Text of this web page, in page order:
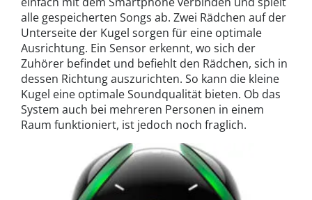
alle gespeicherten Songs ab. Zwei Rädchen auf der
Unterseite der Kugel sorgen für eine optimale
Ausrichtung. Ein Sensor erkennt, wo sich der
Zuhörer befindet und befiehlt den Rädchen, sich in
dessen Richtung auszurichten. So kann die kleine
Kugel eine optimale Soundqualität bieten. Ob das
System auch bei mehreren Personen in einem
Raum funktioniert, ist jedoch noch fraglich.